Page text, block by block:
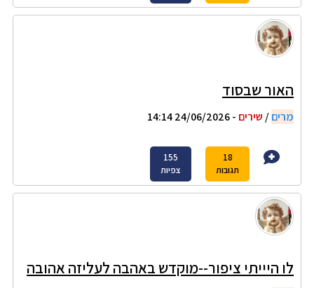
האור שבסוד
מרים/ שירים - 24/06/2026 14:14
18
תגובות
155
צפיות
לו היייתי ציפור--מוקדש באהבה לעליזה אהובה